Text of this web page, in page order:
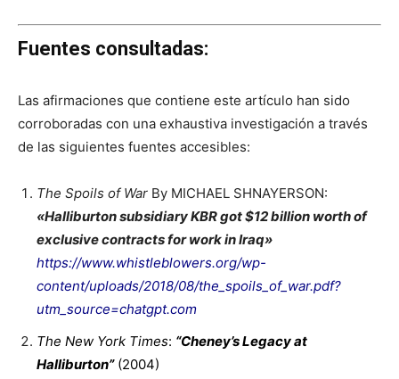
Fuentes consultadas:
Las afirmaciones que contiene este artículo han sido
corroboradas con una exhaustiva investigación a través
de las siguientes fuentes accesibles:
The Spoils of War By MICHAEL SHNAYERSON:
«Halliburton subsidiary KBR got $12 billion worth of
exclusive contracts for work in Iraq»
https://www.whistleblowers.org/wp-
content/uploads/2018/08/the_spoils_of_war.pdf?
utm_source=chatgpt.com
The New York Times: “Cheney’s Legacy at
Halliburton”(2004)